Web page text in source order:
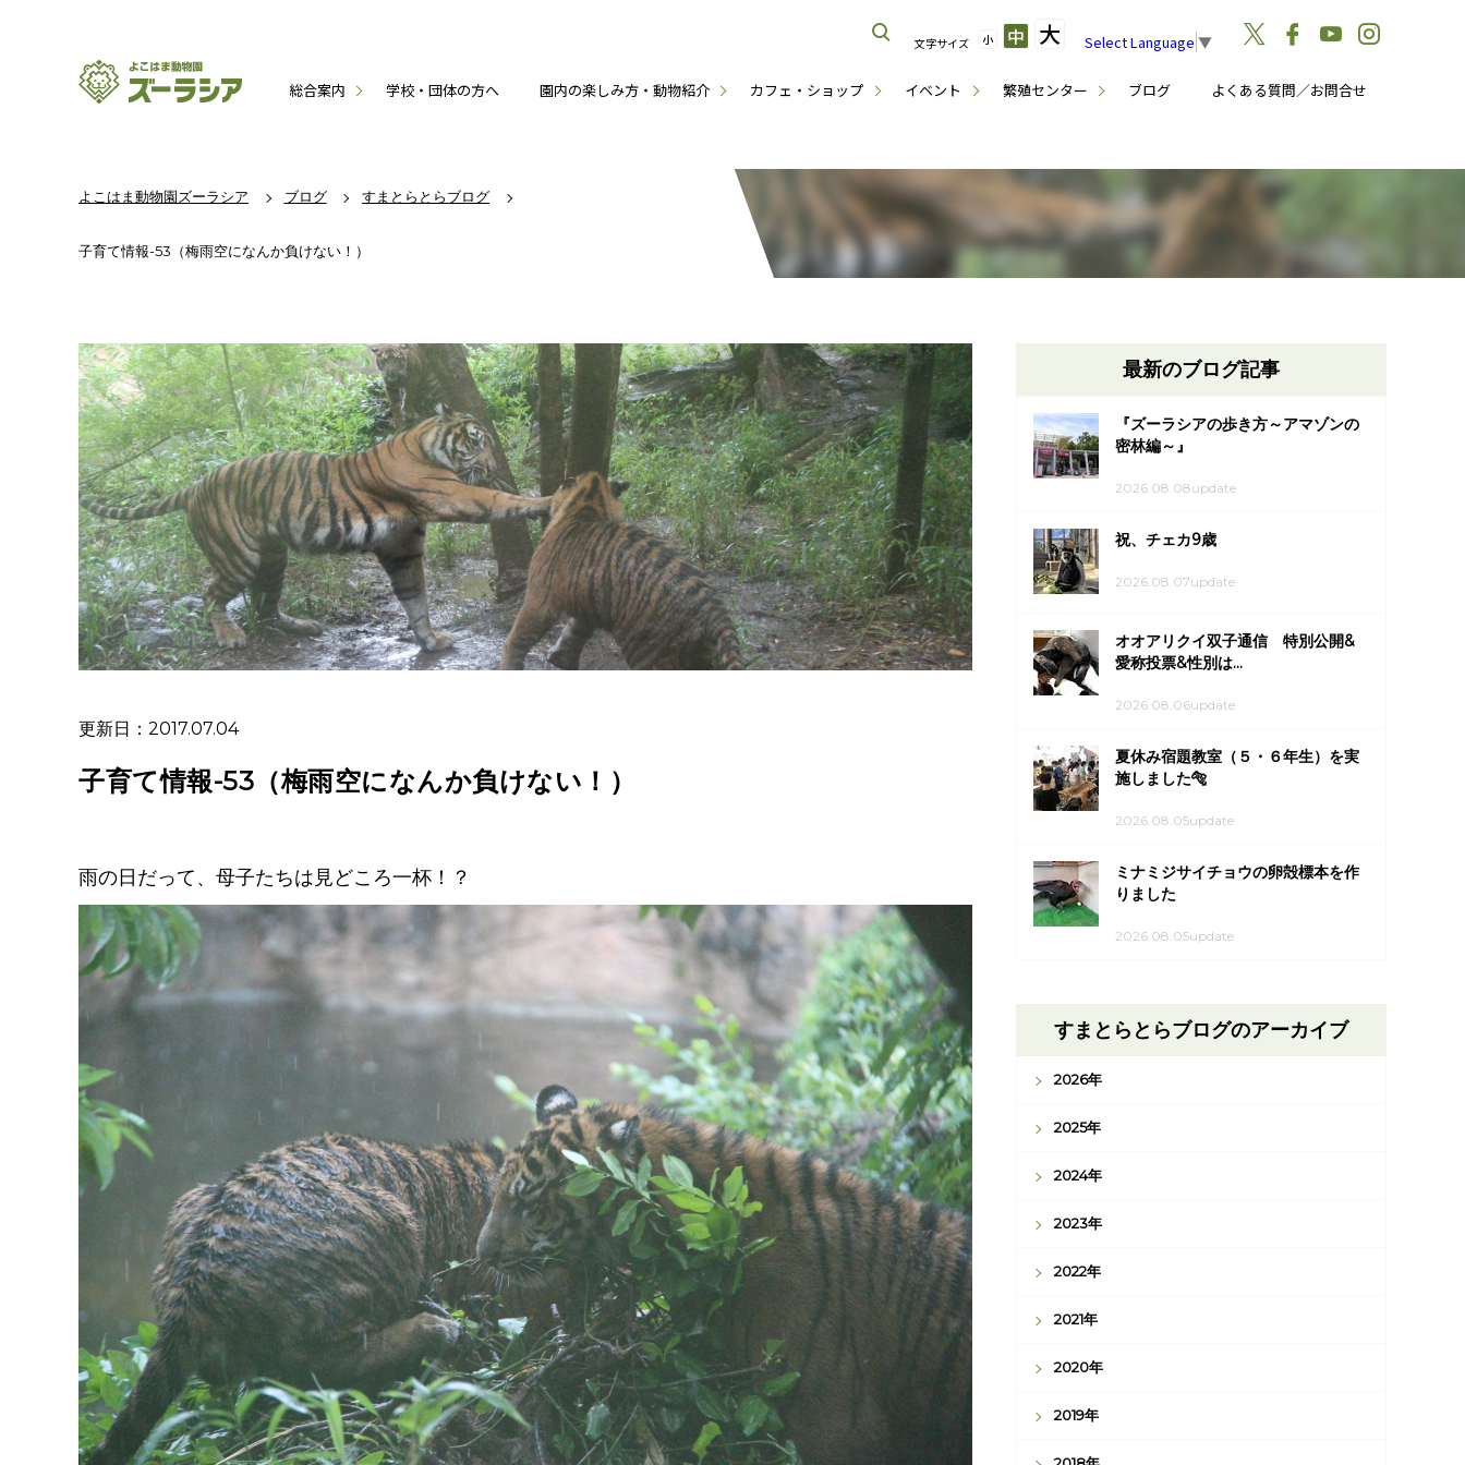
総合案内 学校・団体の方へ 園内の楽しみ方・動物紹介 カフェ・ショップ イベント 繁殖センター ブログ よくある質問／お問合せ
文字サイズ 小 中 大 Select Language ▼
よこはま動物園ズーラシア ブログ すまとらとらブログ
子育て情報-53（梅雨空になんか負けない！）
更新日：2017.07.04
子育て情報-53（梅雨空になんか負けない！）
雨の日だって、母子たちは見どころ一杯！？
最新のブログ記事
『ズーラシアの歩き方～アマゾンの
密林編～』
2026.08.08update
祝、チェカ9歳
2026.08.07update
オオアリクイ双子通信 特別公開&
愛称投票&性別は...
2026.08.06update
夏休み宿題教室（５・６年生）を実
施しました🐅
2026.08.05update
ミナミジサイチョウの卵殻標本を作
りました
2026.08.05update
すまとらとらブログのアーカイブ
2026年
2025年
2024年
2023年
2022年
2021年
2020年
2019年